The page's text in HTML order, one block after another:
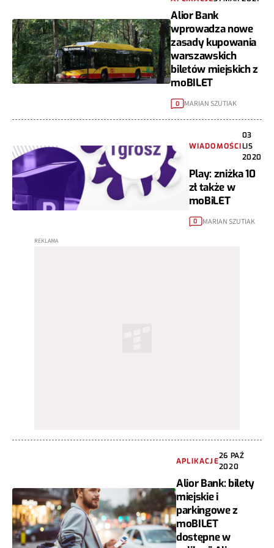
Alior Bank
wprowadza nowe
zasady kupowania
warszawskich
biletów miejskich z
moBILET
0 MARIAN SZUTIAK
WIADOMOŚCI
03
LIS
2020
Play: zniżka 10
zł także w
moBiLET
0 MARIAN SZUTIAK
APLIKACJE
26 PAŹ
2020
Alior Bank: bilety
miejskie i
parkingowe z
moBILET
dostępne w